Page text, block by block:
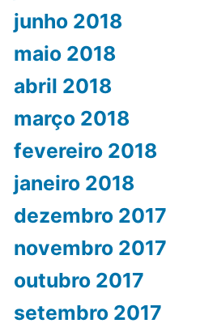
junho 2018
maio 2018
abril 2018
março 2018
fevereiro 2018
janeiro 2018
dezembro 2017
novembro 2017
outubro 2017
setembro 2017